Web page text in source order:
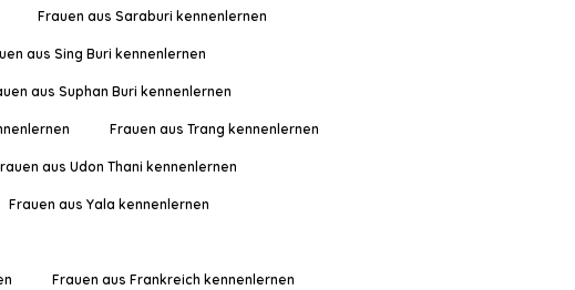
Frauen aus Saraburi kennenlernen
aus Sing Buri kennenlernen
aus Suphan Buri kennenlernen
Frauen aus Trang kennenlernen
aus Udon Thani kennenlernen
Frauen aus Yala kennenlernen
Frauen aus Frankreich kennenlernen